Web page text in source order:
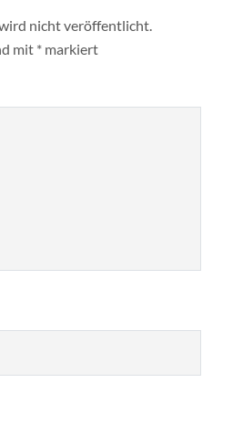
nicht veröffentlicht.
mit * markiert